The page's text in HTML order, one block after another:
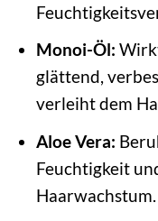
Monoi-Öl:
glättend,
verleiht dem
Aloe Vera:
Feuchtigkeit
Haarwachstum.